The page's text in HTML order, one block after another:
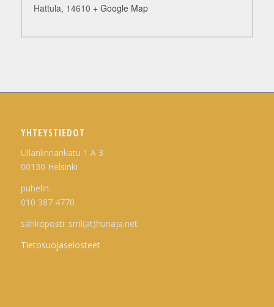
Hattula, 14610 + Google Map
YHTEYSTIEDOT
Ullanlinnankatu 1 A 3
00130 Helsinki
puhelin:
010 387 4770
sähköposti: sml(at)hunaja.net
Tietosuojaselosteet